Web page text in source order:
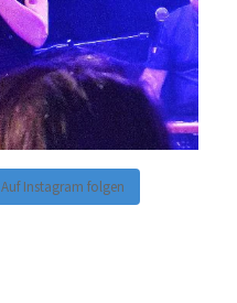
Auf Instagram folgen